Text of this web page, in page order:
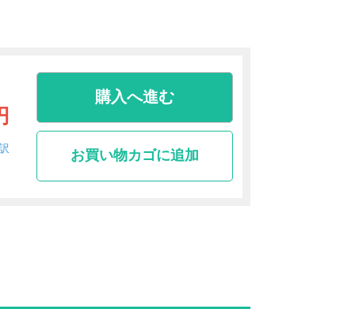
購入へ進む
お買い物カゴに追加